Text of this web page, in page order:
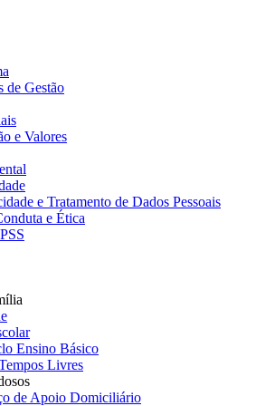
de Gestão
e Valores
e Tratamento de Dados Pessoais
e Ética
Ensino Básico
Livres
de Apoio Domiciliário